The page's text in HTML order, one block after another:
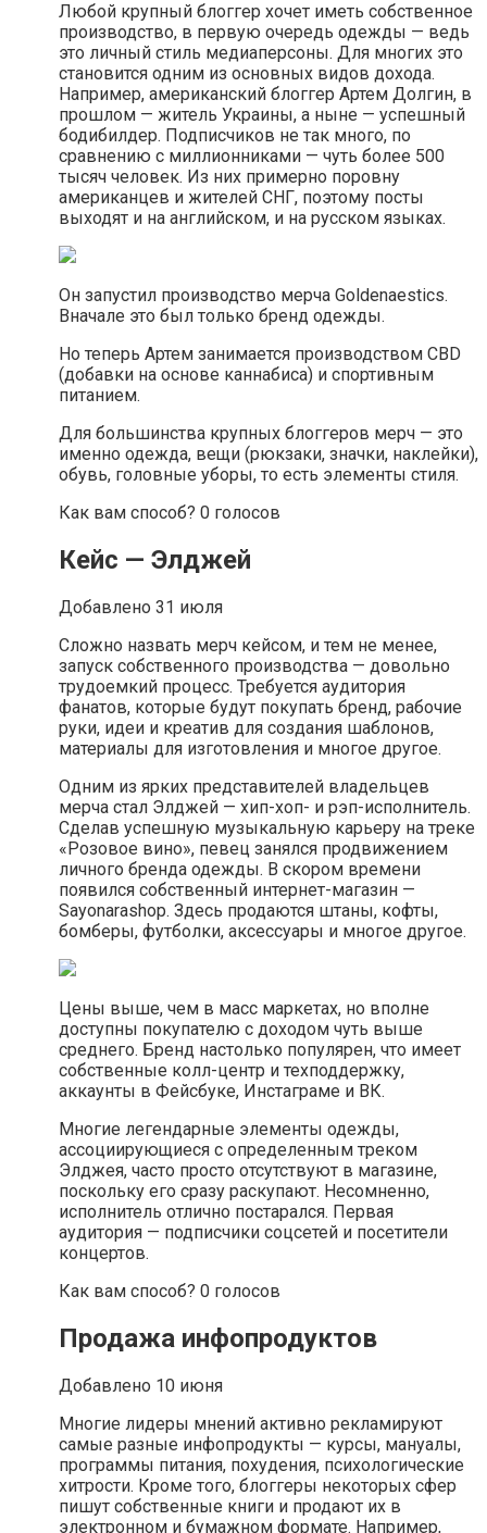
Любой крупный блоггер хочет иметь собственное
производство, в первую очередь одежды — ведь
это личный стиль медиаперсоны. Для многих это
становится одним из основных видов дохода.
Например, американский блоггер Артем Долгин, в
прошлом — житель Украины, а ныне — успешный
бодибилдер. Подписчиков не так много, по
сравнению с миллионниками — чуть более 500
тысяч человек. Из них примерно поровну
американцев и жителей СНГ, поэтому посты
выходят и на английском, и на русском языках.
Он запустил производство мерча Goldenaestics.
Вначале это был только бренд одежды.
Но теперь Артем занимается производством CBD
(добавки на основе каннабиса) и спортивным
питанием.
Для большинства крупных блоггеров мерч — это
именно одежда, вещи (рюкзаки, значки, наклейки),
обувь, головные уборы, то есть элементы стиля.
Как вам способ? 0 голосов
Кейс — Элджей
Добавлено 31 июля
Сложно назвать мерч кейсом, и тем не менее,
запуск собственного производства — довольно
трудоемкий процесс. Требуется аудитория
фанатов, которые будут покупать бренд, рабочие
руки, идеи и креатив для создания шаблонов,
материалы для изготовления и многое другое.
Одним из ярких представителей владельцев
мерча стал Элджей — хип-хоп- и рэп-исполнитель.
Сделав успешную музыкальную карьеру на треке
«‎Розовое вино»‎, певец занялся продвижением
личного бренда одежды. В скором времени
появился собственный интернет-магазин —
Sayonarashop. Здесь продаются штаны, кофты,
бомберы, футболки, аксессуары и многое другое.
Цены выше, чем в масс маркетах, но вполне
доступны покупателю с доходом чуть выше
среднего. Бренд настолько популярен, что имеет
собственные колл-центр и техподдержку,
аккаунты в Фейсбуке, Инстаграме и ВК.
Многие легендарные элементы одежды,
ассоциирующиеся с определенным треком
Элджея, часто просто отсутствуют в магазине,
поскольку его сразу раскупают. Несомненно,
исполнитель отлично постарался. Первая
аудитория — подписчики соцсетей и посетители
концертов.
Как вам способ? 0 голосов
Продажа инфопродуктов
Добавлено 10 июня
Многие лидеры мнений активно рекламируют
самые разные инфопродукты — курсы, мануалы,
программы питания, похудения, психологические
хитрости. Кроме того, блоггеры некоторых сфер
пишут собственные книги и продают их в
электронном и бумажном формате. Например,